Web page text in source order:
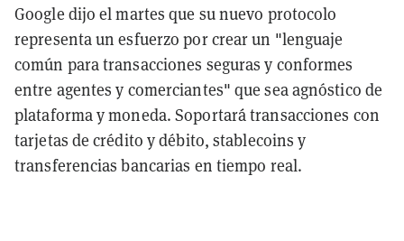
Google dijo el martes que su nuevo protocolo
representa un esfuerzo por crear un "lenguaje
común para transacciones seguras y conformes
entre agentes y comerciantes" que sea agnóstico de
plataforma y moneda. Soportará transacciones con
tarjetas de crédito y débito, stablecoins y
transferencias bancarias en tiempo real.